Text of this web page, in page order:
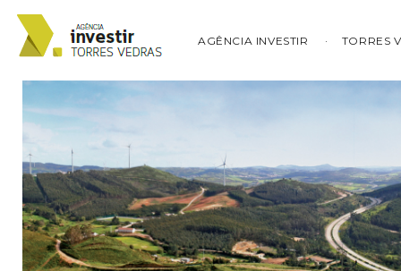
AGÊNCIA INVESTIR TORRES